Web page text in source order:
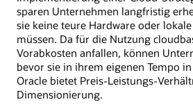
sparen Unternehmen langfristig
sie keine teure Hardware oder
müssen. Da für die Nutzung
Vorabkosten anfallen, können
bevor sie in ihrem eigenen Tempo
Oracle bietet Preis-Leistungs-
Dimensionierung.